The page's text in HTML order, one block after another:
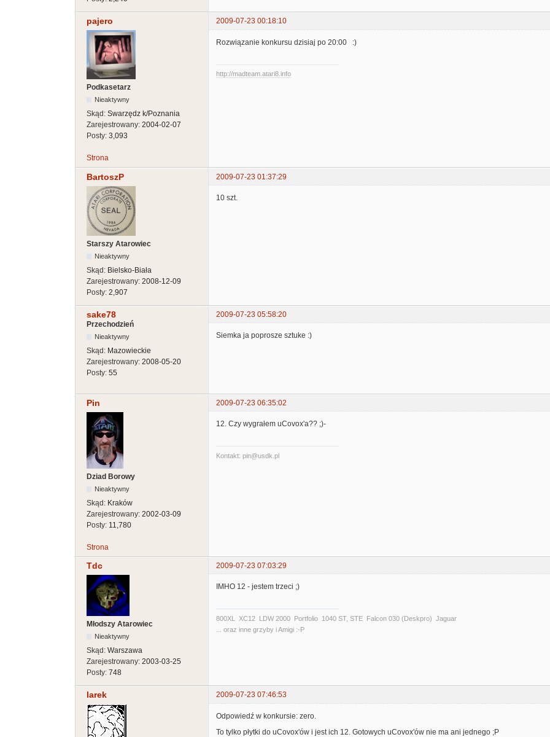
pajero 2009-07-23 00:18:10
Podkasetarz
Nieaktywny
Skąd: Swarzędz k/Poznania
Zarejestrowany: 2004-02-07
Posty: 3,093
Rozwiązanie konkursu dzisiaj po 20:00 :)
http://madteam.atari8.info
Strona
BartoszP 2009-07-23 01:37:29
Starszy Atarowiec
Nieaktywny
Skąd: Bielsko-Biała
Zarejestrowany: 2008-12-09
Posty: 2,907
10 szt.
sake78
2009-07-23 05:58:20
Przechodzień
Nieaktywny
Skąd: Mazowieckie
Zarejestrowany: 2008-05-20
Posty: 55
Siemka ja poprosze sztuke :)
Pin 2009-07-23 06:35:02
Dziad Borowy
Nieaktywny
Skąd: Kraków
Zarejestrowany: 2002-03-09
Posty: 11,780
12. Czy wygrałem uCovox'a?? ;)-
Kontakt: pin@usdk.pl
Strona
Tdc 2009-07-23 07:03:29
Młodszy Atarowiec
Nieaktywny
Skąd: Warszawa
Zarejestrowany: 2003-03-25
Posty: 748
IMHO 12 - jestem trzeci ;)
800XL XC12 LDW 2000 Portfolio 1040 ST, STE Falcon 030 (Deskpro) Jaguar
... oraz inne grzyby i Amigi :-P
larek 2009-07-23 07:46:53
Odpowiedź w konkursie: zero.
To tylko płytki do uCovox'ów i jest ich 12. Gotowych uCovox'ów nie ma ani jednego ;P